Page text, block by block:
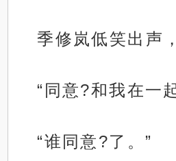
季修岚低笑出声
“同意?和我在一
“谁同意?了。”